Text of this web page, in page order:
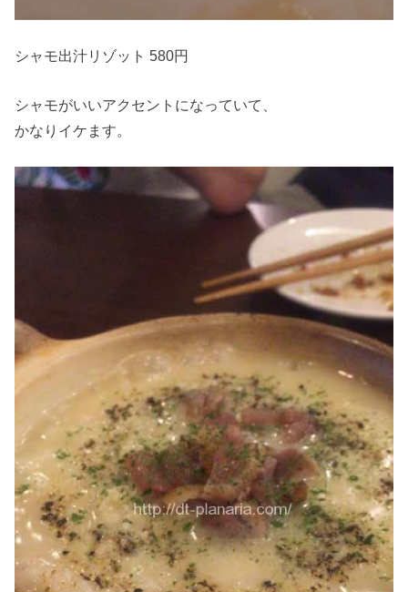
シャモ出汁リゾット 580円
シャモがいいアクセントになっていて、
かなりイケます。